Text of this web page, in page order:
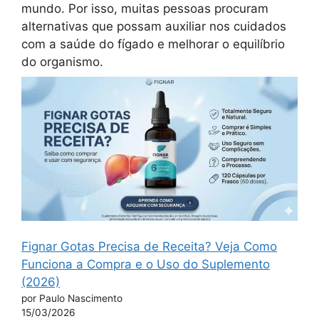
mundo. Por isso, muitas pessoas procuram
alternativas que possam auxiliar nos cuidados
com a saúde do fígado e melhorar o equilíbrio
do organismo.
Fignar Gotas Precisa de Receita? Veja Como
Funciona a Compra e o Uso do Suplemento
(2026)
por Paulo Nascimento
15/03/2026